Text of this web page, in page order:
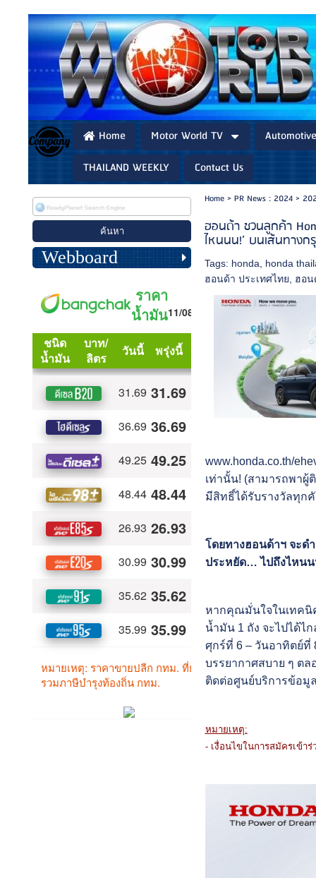
Home Motor World TV
THAILAND WEEKLY
Contact Us
Webboard
Home> PR News : 2024>
ฮอนด้า ชวนลูกค้า
ไหนนน!’ บนเส้นทาง
Tags: honda
honda
ฮอนด้า ประเทศไทย
ฮอน
www.honda.co.th/
เท่านั้น! (สามารถพาผู้
มีสิทธิ์ได้รับรางวัลทุก
โดยทางฮอนด้าฯ จะด
ประหยัด… ไปถึงไหน
หากคุณมั่นใจในเทคนิ
น้ำมัน 1 ถัง จะไปได้ไ
ศุกร์ที่ 6 – วันอาทิตย์ที่
บรรยากาศสบาย ๆ ตล
ติดต่อศูนย์บริการข้อมู
หมายเหตุ:
- เงื่อนไขในการสมัครเข้า